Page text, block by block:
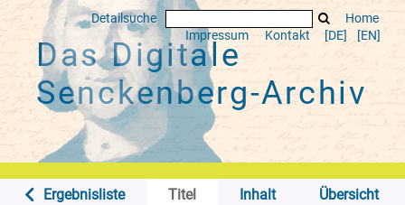
Detailsuche
Home
Impressum
Kontakt [DE] [EN]
Das Digitale
Senckenberg-Archiv
Ergebnisliste Titel Inhalt
Übersicht